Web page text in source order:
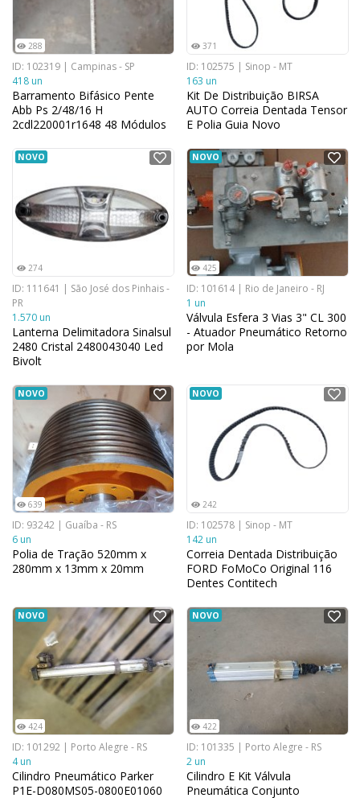
288
ID: 102319 | Campinas - SP
418 un
Barramento Bifásico Pente
Abb Ps 2/48/16 H
2cdl220001r1648 48 Módulos
371
ID: 102575 | Sinop - MT
163 un
Kit De Distribuição BIRSA
AUTO Correia Dentada Tensor
E Polia Guia Novo
NOVO
274
ID: 111641 | São José dos Pinhais -
PR
1.570 un
Lanterna Delimitadora Sinalsul
2480 Cristal 2480043040 Led
Bivolt
NOVO
425
ID: 101614 | Rio de Janeiro - RJ
1 un
Válvula Esfera 3 Vias 3" CL 300
- Atuador Pneumático Retorno
por Mola
NOVO
639
ID: 93242 | Guaíba - RS
6 un
Polia de Tração 520mm x
280mm x 13mm x 20mm
NOVO
242
ID: 102578 | Sinop - MT
142 un
Correia Dentada Distribuição
FORD FoMoCo Original 116
Dentes Contitech
NOVO
424
ID: 101292 | Porto Alegre - RS
4 un
Cilindro Pneumático Parker
P1E-D080MS05-0800E01060
NOVO
422
ID: 101335 | Porto Alegre - RS
2 un
Cilindro E Kit Válvula
Pneumática Conjunto